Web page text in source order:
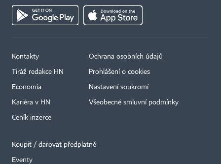
Kontakty
Tiráž redakce HN
Economia
Kariéra v HN
Ceník inzerce
Ochrana osobních údajů
Prohlášení o cookies
Nastavení soukromí
Všeobecné smluvní podmínky
Koupit / darovat předplatné
Eventy